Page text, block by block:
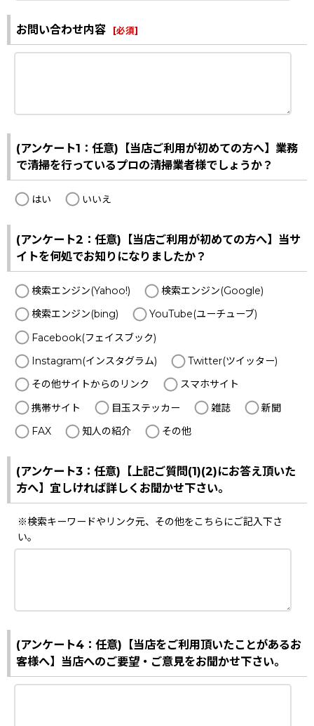
お問い合わせ内容 [必須]
(アンケート1：任意)【当店ご利用が初めての方へ】業務
で清掃を行っているプロの清掃業者様でしょうか？
はい いいえ
(アンケート2：任意)【当店ご利用が初めての方へ】当サ
イトを何処でお知りになりましたか？
検索エンジン(Yahoo!)
検索エンジン(Google)
検索エンジン(bing)
YouTube(ユーチューブ)
Facebook(フェイスブック)
Instagram(インスタグラム)
Twitter(ツイッター)
その他サイトからのリンク
スマホサイト
携帯サイト
目玉ステッカー 雑誌
新聞
FAX
知人の紹介 その他
(アンケート3：任意)【上記ご質問(1)(2)にお答え頂いた
方へ】宜しければ詳しくお聞かせ下さい。
※検索キーワードやリンク元、その他をこちらにご記入下さ
い。
(アンケート4：任意)【当店をご利用頂いたことがあるお
客様へ】当店へのご要望・ご意見をお聞かせ下さい。